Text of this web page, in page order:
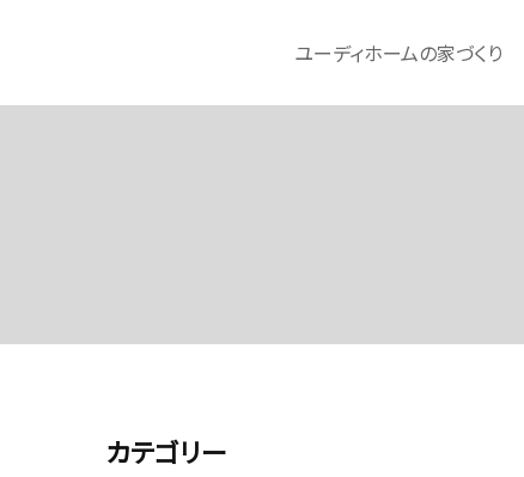
ユーディホームの家づくり
カテゴリー